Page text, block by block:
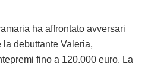
ha affrontato avversari
debuttante Valeria,
fino a 120.000 euro. La